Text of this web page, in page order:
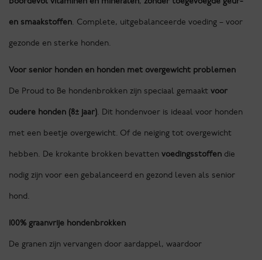
en smaakstoffen. Complete, uitgebalanceerde voeding – voor
gezonde en sterke honden.
Voor senior honden en honden met overgewicht problemen
De Proud to Be hondenbrokken zijn speciaal gemaakt voor
oudere honden (8± jaar). Dit hondenvoer is ideaal voor honden
met een beetje overgewicht. Of de neiging tot overgewicht
hebben. De krokante brokken bevatten voedingsstoffen die
nodig zijn voor een gebalanceerd en gezond leven als senior
hond.
100% graanvrije hondenbrokken
De granen zijn vervangen door aardappel, waardoor